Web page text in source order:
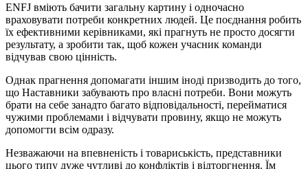
ENFJ вміють бачити загальну картину і одночасно
враховувати потреби конкретних людей. Це поєднання робить
їх ефективними керівниками, які прагнуть не просто досягти
результату, а зробити так, щоб кожен учасник команди
відчував свою цінність.
Однак прагнення допомагати іншим іноді призводить до того,
що Наставники забувають про власні потреби. Вони можуть
брати на себе занадто багато відповідальності, перейматися
чужими проблемами і відчувати провину, якщо не можуть
допомогти всім одразу.
Незважаючи на впевненість і товариськість, представники
цього типу дуже чутливі до конфліктів і відторгнення. Їм